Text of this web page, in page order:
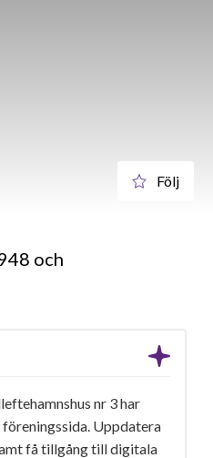
Följ
och
nr 3 har
Uppdatera
få tillgång till digitala